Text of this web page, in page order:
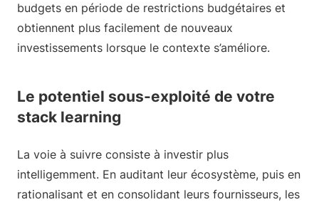
budgets en période de restrictions budgétaires et
obtiennent plus facilement de nouveaux
investissements lorsque le contexte s’améliore.
Le potentiel sous-exploité de votre
stack learning
La voie à suivre consiste à investir plus
intelligemment. En auditant leur écosystème, puis en
rationalisant et en consolidant leurs fournisseurs, les